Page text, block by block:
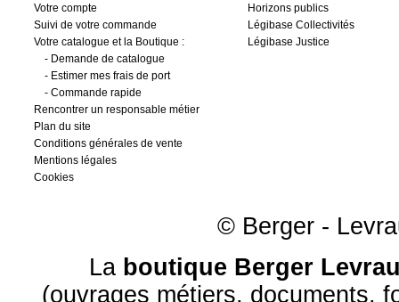
Votre compte
Suivi de votre commande
Votre catalogue et la Boutique :
- Demande de catalogue
- Estimer mes frais de port
- Commande rapide
Rencontrer un responsable métier
Plan du site
Conditions générales de vente
Mentions légales
Cookies
Horizons publics
Légibase Collectivités
Légibase Justice
© Berger -
La boutique Berger
(ouvrages métiers, documents,